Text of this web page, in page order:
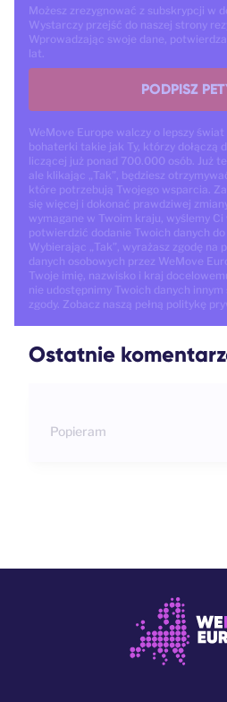
Możesz zrezygnować z subskrypcji w
Wystarczy przejść do naszej strony
Wprowadzając swoje dane,
lat.
PODPISZ
WeMove Europe walczy o lepszy
bohaterki takie jak Ty, którzy dołączą
liczącej już ponad 700.000 osób. Już
ale klikając „Tak”, będziesz
które potrzebują Twojego wsparcia.
się więcej i dokonać prawdziwej
wymagane w Twoim kraju, wyślemy
potwierdzić dodanie Twoich danych do
Wybierając „Tak”, wyrażasz zgodę na
danych osobowych przez WeMove
Twoje imię, nazwisko i kraj
nie udostępnimy Twoich danych
zgody. Zobacz naszą pełną politykę
Ostatnie
Popieram